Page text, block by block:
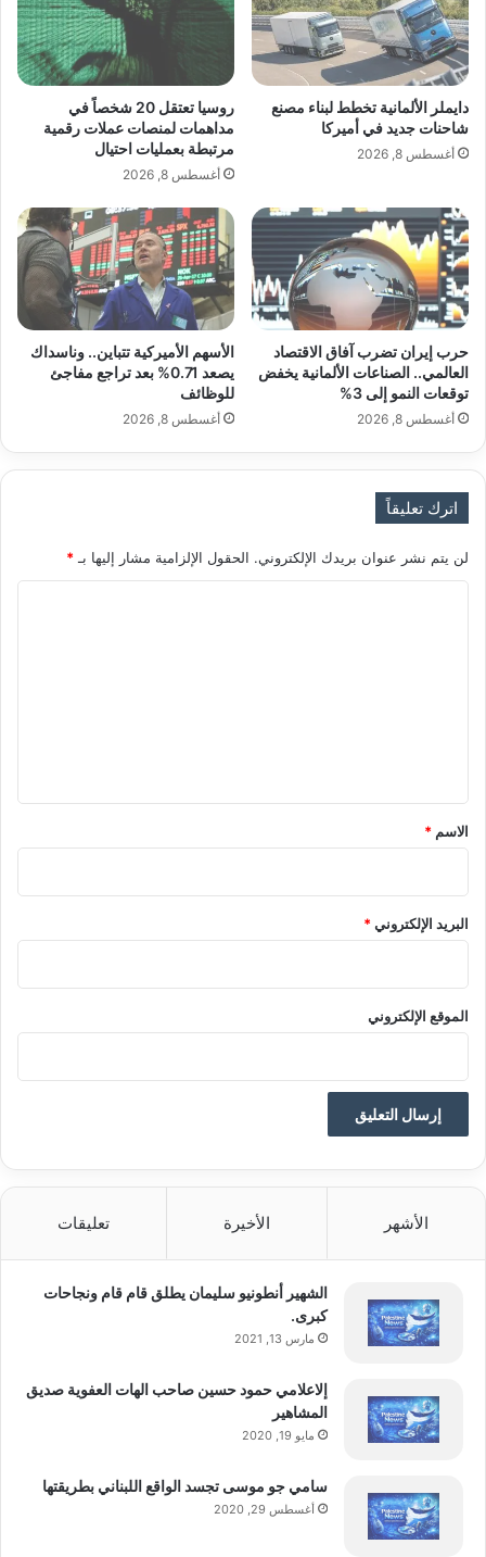
akhabarpalestine.com — هل كشفت كارثة درنة عن عمق
الأزمة السياسية في ليبيا؟
الأزمة عمق كارثة
ا
غ
و
ر
و
ق
ب
ا
غ
ل
ل
ي
و
م
ا
ل
ا
ن
ل
ى
ي
و
ز
ي
ر
ا
ل
ر
ج
ي
ة
ا
ص
ي
ن
ي
دايملر الألمانية تخطط لبناء مصنع
شاحنات جديد في أميركا
أغسطس 8, 2026
روسيا تعتقل 20 شخصاً في
مداهمات لمنصات عملات رقمية
مرتبطة بعمليات احتيال
أغسطس 8, 2026
حرب إيران تضرب آفاق الاقتصاد
العالمي.. الصناعات الألمانية يخفض
توقعات النمو إلى 3%
أغسطس 8, 2026
الأسهم الأميركية تتباين.. وناسداك
يصعد 0.71% بعد تراجع مفاجئ
للوظائف
أغسطس 8, 2026
اترك تعليقاً
لن يتم نشر عنوان بريدك الإلكتروني. الحقول الإلزامية مشار إليها بـ *
*
الاسم *
البريد الإلكتروني*
الموقع الإلكتروني
الأشهر الأخيرة تعليقات
الشهير أنطونيو سليمان يطلق قام قام ونجاحات
كبرى.
مارس 13, 2021
إلاعلامي حمود حسين صاحب الهات العفوية صديق
المشاهير
مايو 19, 2020
سامي جو موسى تجسد الواقع اللبناني بطريقتها
أغسطس 29, 2020